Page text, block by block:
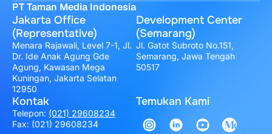
PT Taman Media Indonesia
Jakarta Office
(Representative)
Menara Rajawali, Level 7-1, Jl.
Dr. Ide Anak Agung Gde
Agung, Kawasan Mega
Kuningan, Jakarta Selatan
12950
Development Center
(Semarang)
Jl. Gatot Subroto No.151,
Semarang, Jawa Tengah
50517
Kontak
Telepon: (021) 29608234
Fax: (021) 29608234
Temukan Kami